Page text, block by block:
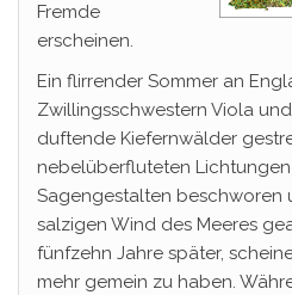
Fremde
erscheinen.
Ein flirrender Sommer an
Zwillingsschwestern Viola
duftende Kiefernwälder
nebelüberfluteten
Sagengestalten beschworen
salzigen Wind des Meeres
fünfzehn Jahre später,
mehr gemein zu haben.